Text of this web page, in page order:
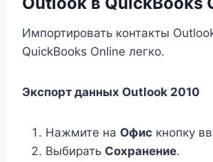
Импортировать контакты
QuickBooks Online легко.
Экспорт данных Outlook 2010
Нажмите на Офис кнопку
Выбирать Сохранение.